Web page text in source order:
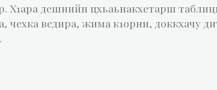
Х1ара дешнийн цхьаьнакхетарш
чехка ведира, жима к1орни, доккхачу